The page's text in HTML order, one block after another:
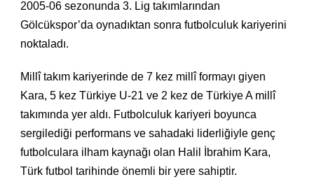
2005-06 sezonunda 3. Lig takımlarından
Gölcükspor’da oynadıktan sonra futbolculuk kariyerini
noktaladı.
Millî takım kariyerinde de 7 kez millî formayı giyen
Kara, 5 kez Türkiye U-21 ve 2 kez de Türkiye A millî
takımında yer aldı. Futbolculuk kariyeri boyunca
sergilediği performans ve sahadaki liderliğiyle genç
futbolculara ilham kaynağı olan Halil İbrahim Kara,
Türk futbol tarihinde önemli bir yere sahiptir.